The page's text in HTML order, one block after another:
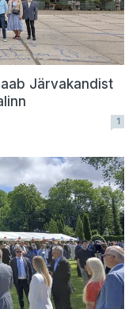
Järvakandist
1